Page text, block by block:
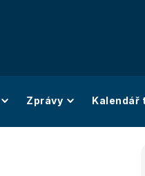
Zprávy Kalendář